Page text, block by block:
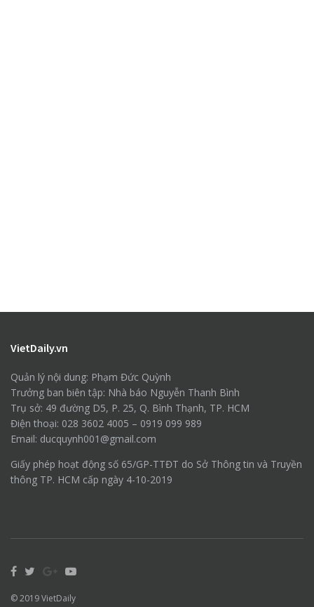
VietDaily.vn
Quản lý nội dung: Phạm Đức Quỳnh
Trưởng ban biên tập: Nhà báo Nguyễn Thanh Bình
Trụ sở: 49 đường D5, P. 25, Q. Bình Thạnh, TP. HCM
Điện thoại: 028 3602 4005 – 0919 099 989
Email: ducquynh001@gmail.com
Giấy phép hoạt động số 65/GP-TTĐT do Sở Thông tin và Truyền
thông TP. HCM cấp ngày 4-10-2019
© 2019VietDaily